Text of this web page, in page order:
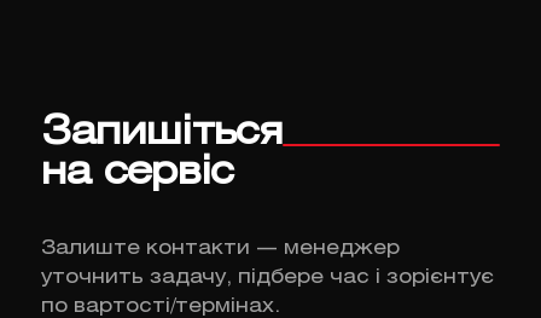
Запишіться
на сервіс
Залиште контакти — менеджер
уточнить задачу, підбере час і зорієнтує
по вартості/термінах.